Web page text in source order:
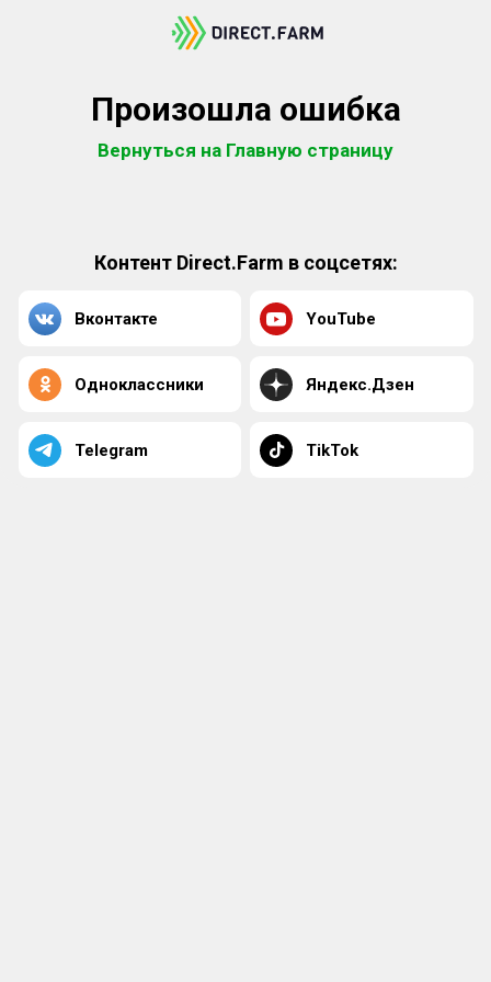
Произошла ошибка
Вернуться на Главную страницу
Контент Direct.Farm в соцсетях:
Вконтакте YouTube
Одноклассники Яндекс.Дзен
Telegram TikTok